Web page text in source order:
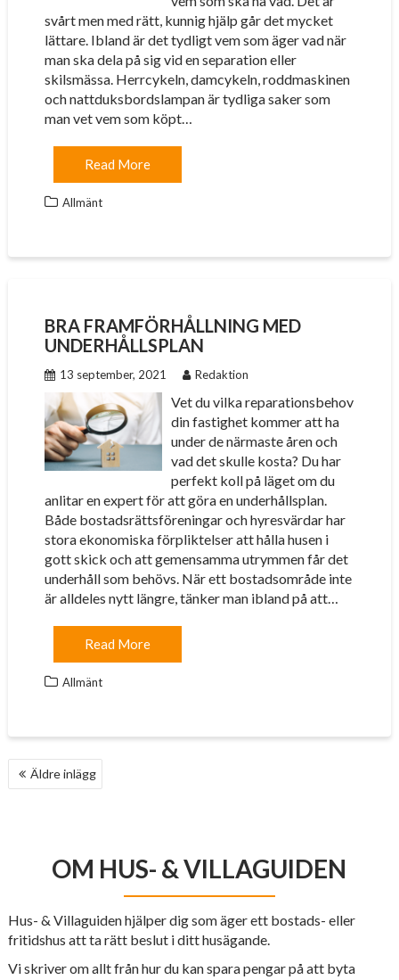
svårt men med rätt, kunnig hjälp går det mycket
lättare. Ibland är det tydligt vem som äger vad när
man ska dela på sig vid en separation eller
skilsmässa. Herrcykeln, damcykeln, roddmaskinen
och nattduksbordslampan är tydliga saker som
man vet vem som köpt…
Read More
Allmänt
BRA FRAMFÖRHÅLLNING MED
UNDERHÅLLSPLAN
13 september, 2021 Redaktion
Vet du vilka reparationsbehov
din fastighet kommer att ha
under de närmaste åren och
vad det skulle kosta? Du har
perfekt koll på läget om du
anlitar en expert för att göra en underhållsplan.
Både bostadsrättsföreningar och hyresvärdar har
stora ekonomiska förpliktelser att hålla husen i
gott skick och att gemensamma utrymmen får det
underhåll som behövs. När ett bostadsområde inte
är alldeles nytt längre, tänker man ibland på att…
Read More
Allmänt
INLÄGGSNAVIGERING
Äldre inlägg
OM HUS- & VILLAGUIDEN
Hus- & Villaguiden hjälper dig som äger ett bostads- eller
fritidshus att ta rätt beslut i ditt husägande.
Vi skriver om allt från hur du kan spara pengar på att byta